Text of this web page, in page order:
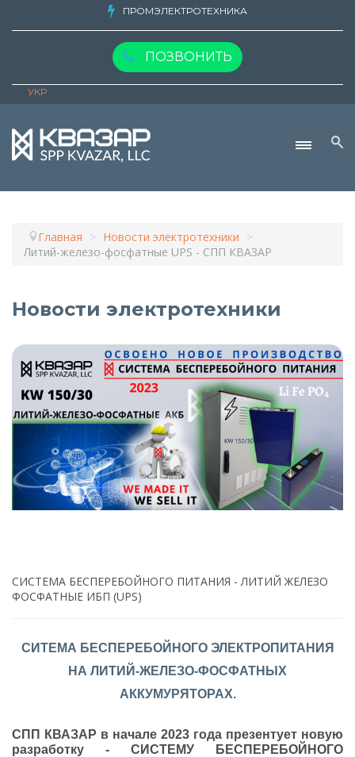
ПРОМЭЛЕКТРОТЕХНИКА
ПОЗВОНИТЬ
УКР
О
Главная > Новости электротехники >
Литий-железо-фосфатные UPS - СПП КВАЗАР
Новости электротехники
СИСТЕМА БЕСПЕРЕБОЙНОГО ПИТАНИЯ - ЛИТИЙ ЖЕЛЕЗО
ФОСФАТНЫЕ ИБП (UPS)
СИТЕМА БЕСПЕРЕБОЙНОГО ЭЛЕКТРОПИТАНИЯ
НА ЛИТИЙ-ЖЕЛЕЗО-ФОСФАТНЫХ
АККУМУРЯТОРАХ.
СПП КВАЗАР в начале 2023 года презентует новую
разработку -
СИСТЕМУ БЕСПЕРЕБОЙНОГО